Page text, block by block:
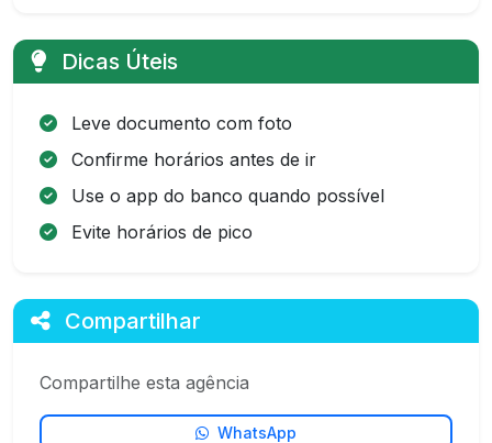
Dicas Úteis
Leve documento com foto
Confirme horários antes de ir
Use o app do banco quando possível
Evite horários de pico
Compartilhar
Compartilhe esta agência
WhatsApp